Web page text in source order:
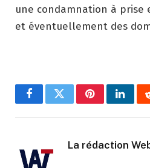
une condamnation à prise
et éventuellement des
FacebookTwitterPinterest
La rédaction